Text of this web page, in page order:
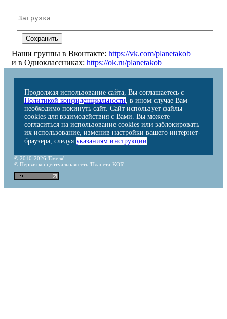
Наши группы в Вконтакте: https://vk.com/planetakob
и в Одноклассниках: https://ok.ru/planetakob
Продолжая использование сайта, Вы соглашаетесь с
Политикой конфиденциальности, в ином случае Вам
необходимо покинуть сайт. Сайт использует файлы
cookies для взаимодействия с Вами. Вы можете
согласиться на использование cookies или заблокировать
их использование, изменив настройки вашего интернет-
браузера, следуя указаниям инструкции.
© 2010-2026 'Емеля'
© Первая концептуальная сеть 'Планета-КОБ'